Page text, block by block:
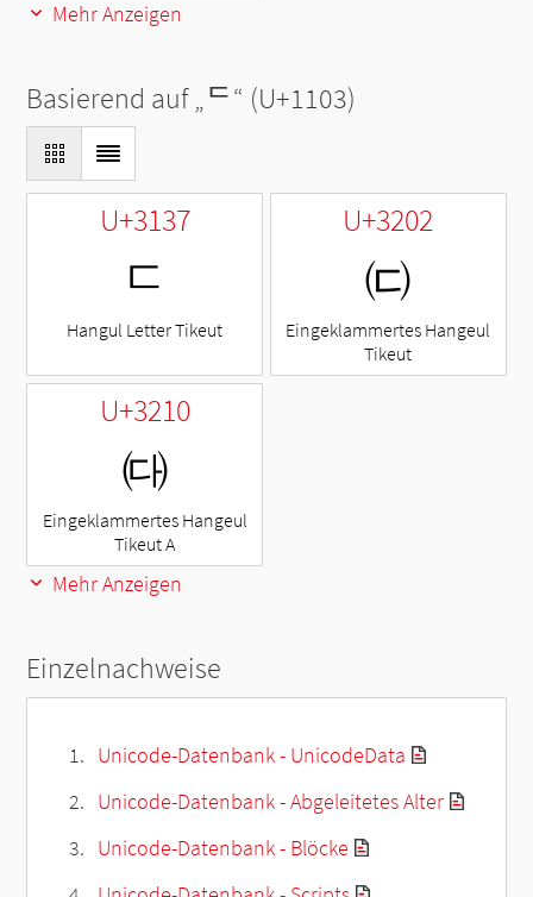
Mehr Anzeigen
Basierend auf „ᄃ“ (U+1103)
U+3137
ㄷ
Hangul Letter Tikeut
U+3202
㈂
Eingeklammertes Hangeul
Tikeut
U+3210
㈐
Eingeklammertes Hangeul
Tikeut A
Mehr Anzeigen
Einzelnachweise
Unicode-Datenbank - UnicodeData
Unicode-Datenbank - Abgeleitetes Alter
Unicode-Datenbank - Blöcke